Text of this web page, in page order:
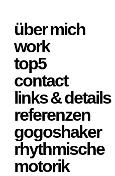
über mich
work
top5
contact
links & details
referenzen
gogoshaker
rhythmische
motorik